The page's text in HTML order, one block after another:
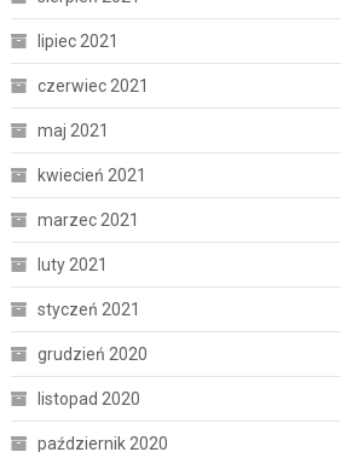
lipiec 2021
czerwiec 2021
maj 2021
kwiecień 2021
marzec 2021
luty 2021
styczeń 2021
grudzień 2020
listopad 2020
październik 2020